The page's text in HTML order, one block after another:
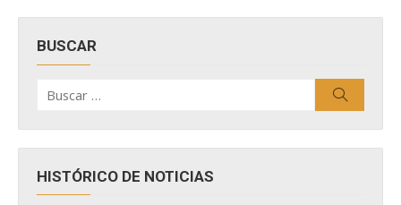
BUSCAR
por:
HISTÓRICO DE NOTICIAS